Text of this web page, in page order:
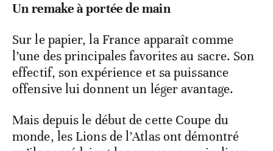
Un remake à portée de main
Sur le papier, la France apparaît comme
l’une des principales favorites au sacre. Son
effectif, son expérience et sa puissance
offensive lui donnent un léger avantage.
Mais depuis le début de cette Coupe du
monde, les Lions de l’Atlas ont démontré